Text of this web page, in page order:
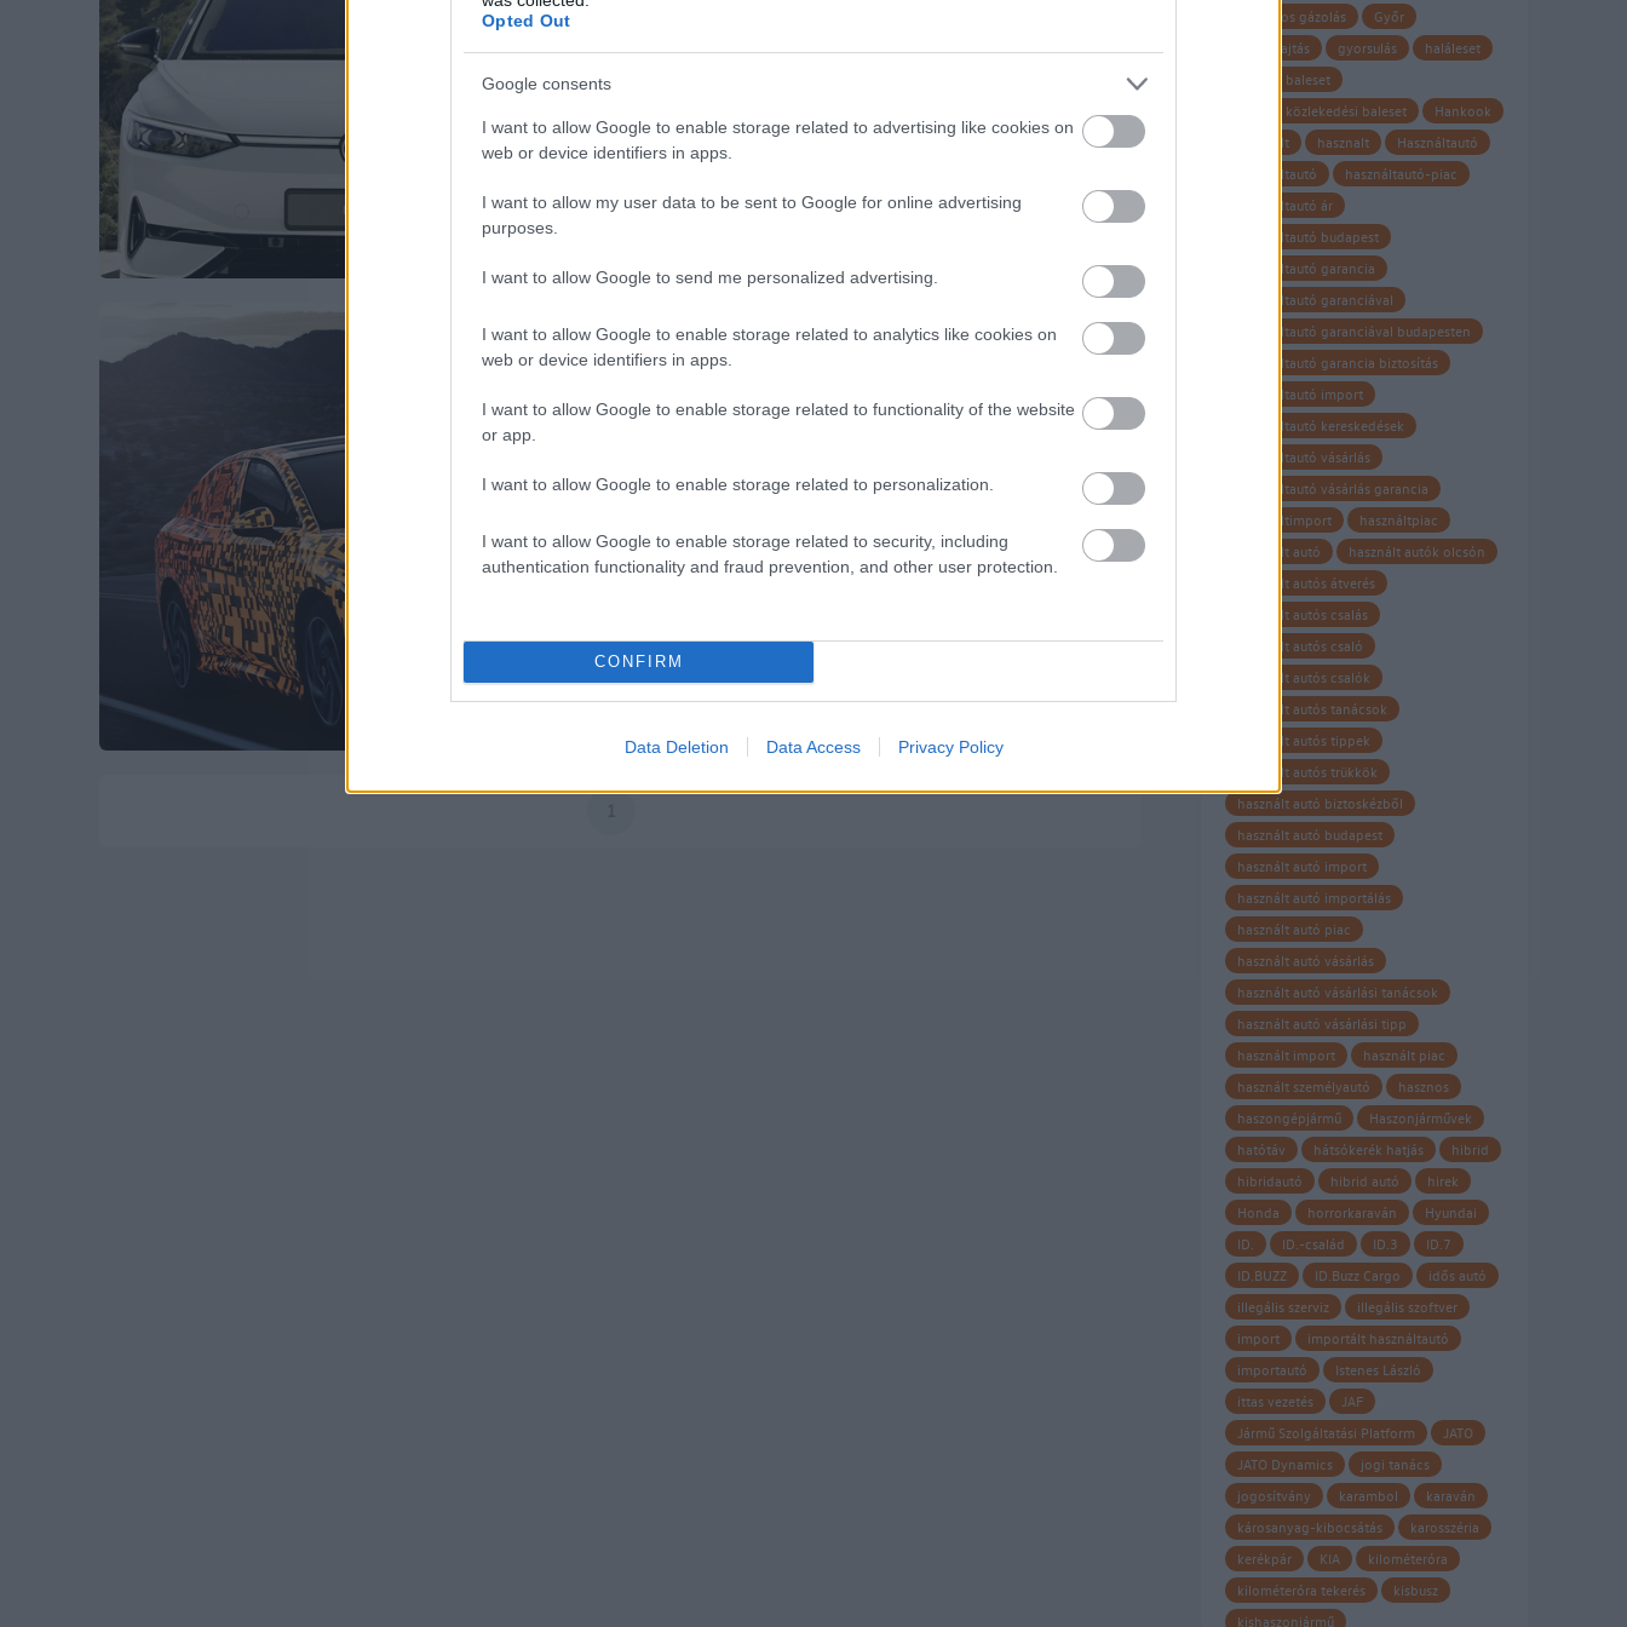
Opted Out
Google consents
I want to allow Google to enable storage related to advertising like cookies on
web or device identifiers in apps.
I want to allow my user data to be sent to Google for online advertising
purposes.
I want to allow Google to send me personalized advertising.
I want to allow Google to enable storage related to analytics like cookies on
web or device identifiers in apps.
I want to allow Google to enable storage related to functionality of the website
or app.
I want to allow Google to enable storage related to personalization.
I want to allow Google to enable storage related to security, including
authentication functionality and fraud prevention, and other user protection.
CONFIRM
Data Deletion Data Access Privacy Policy
miatt. A Volkswagen bemutatta a világnak az új ID.7-et, a
cikkek hirek
Jövőbemutató VW-
tanulmány: ID.7
Januárban Las Vegasban nem elsősorban a kaszinók körül
forog a világ. Az év elején van ugyanis a sosem alvó városban
szórakoztatóelektronikai kiállítás, ahol a show neve ellenére
évről évre több autó tűnik fel. Nem is csoda, hogy a
energiafogyasztás
gyalogos gázolás
Győr
gyorshajtás
gyorsulás
haláleset
halálos baleset
halálos közlekedési baleset
Hankook
használt
hasznalt
Használtautó
használtautó
használtautó-piac
használtautó ár
használtautó budapest
használtautó garancia
használtautó garanciával
használtautó garanciával budapesten
használtautó garancia biztosítás
használtautó import
használtautó kereskedések
használtautó vásárlás
használtautó vásárlás garancia
használtimport
használtpiac
használt autó
használt autók olcsón
használt autós átverés
használt autós csalás
használt autós csaló
használt autós csalók
használt autós tanácsok
használt autós tippek
használt autós trükkök
használt autó biztoskézből
használt autó budapest
használt autó import
használt autó importálás
használt autó piac
használt autó vásárlás
használt autó vásárlási tanácsok
használt autó vásárlási tipp
használt import
használt piac
használt személyautó
hasznos
haszongépjármű
Haszonjárművek
hatótáv
hátsókerék hatjás
hibrid
hibridautó
hibrid autó
hirek
Honda
horrorkaraván
Hyundai
ID.
ID.-család ID.3
ID.7
ID.BUZZ
ID.Buzz Cargo
idős autó
illegális szerviz
illegális szoftver
import
importált használtautó
importautó
Istenes László
ittas vezetés
JAF
Jármű Szolgáltatási Platform
JATO
JATO Dynamics
jogi tanács
jogosítvány
karambol
karaván
károsanyag-kibocsátás
karosszéria
kerékpár
KIA
kilométeróra
kilométeróra tekerés
kisbusz
kishaszonjármű